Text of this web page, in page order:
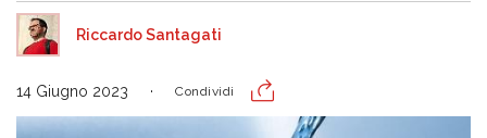
Riccardo Santagati
14 Giugno 2023 Condividi